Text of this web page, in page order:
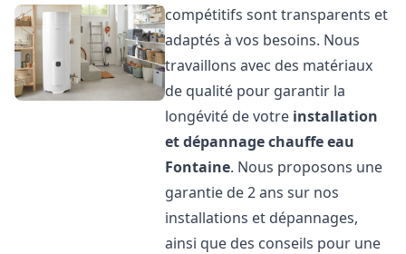
compétitifs sont transparents et
adaptés à vos besoins. Nous
travaillons avec des matériaux
de qualité pour garantir la
longévité de votre installation
et dépannage chauffe eau
Fontaine. Nous proposons une
garantie de 2 ans sur nos
installations et dépannages,
ainsi que des conseils pour une